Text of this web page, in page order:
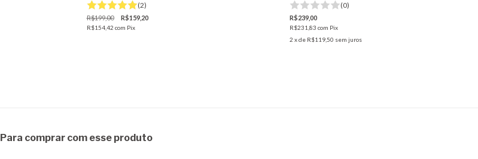
(2)
R$199,00 R$159,20
R$154,42 com Pix
(0)
R$239,00
R$231,83com Pix
2 x de R$119,50 sem juros
Para comprar com esse produto